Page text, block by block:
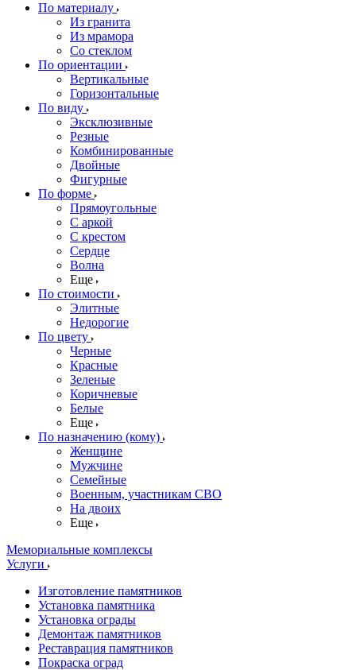
По материалу
Из гранита
Из мрамора
Со стеклом
По ориентации
Вертикальные
Горизонтальные
По виду
Эксклюзивные
Резные
Комбинированные
Двойные
Фигурные
По форме
Прямоугольные
С аркой
С крестом
Сердце
Волна
Еще
По стоимости
Элитные
Недорогие
По цвету
Черные
Красные
Зеленые
Коричневые
Белые
Еще
По назначению (кому)
Женщине
Мужчине
Семейные
Военным, участникам СВО
На двоих
Еще
Мемориальные комплексы
Услуги
Изготовление памятников
Установка памятника
Установка ограды
Демонтаж памятников
Реставрация памятников
Покраска оград